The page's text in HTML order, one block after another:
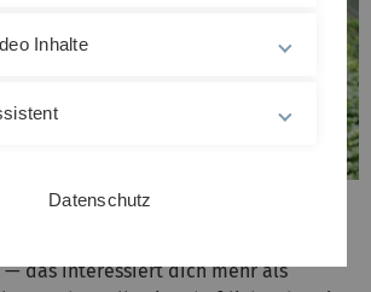
deine Zukunft in einer digital
liegt. Daten, Veränderung, neue
— das interessiert dich mehr als
Inhalte
Datenschutz